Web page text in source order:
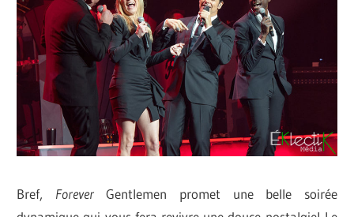
Bref, ForeverGentlemen promet une belle soirée